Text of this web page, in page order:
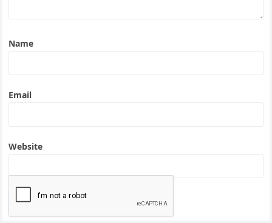
Name
Email
Website